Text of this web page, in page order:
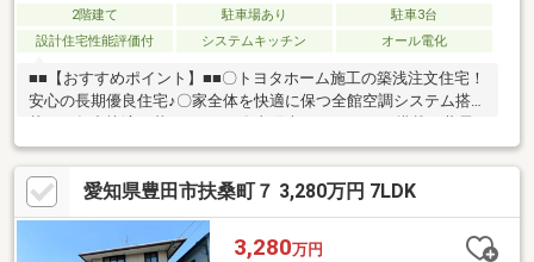
2階建て 駐車場あり
駐車3台
設計住宅性能評価付
システムキッチン オール電化
■■【おすすめポイント】■■〇トヨタホーム施工の築浅注文住宅！
安心の長期優良住宅♪〇家全体を快適に保つ全館空調システム搭
池付き！家計に優しいオール電化住宅◎〇並列4台駐車可◎来客時
や複数台所有も安心です♪〇ウッドデッキ付きの庭があり、お子様
の遊び場やBBQ等様々な用途でご利用いただけます☆〇豊かな自
然に囲まれた閑静な住宅街◎■■【周辺環境】■■○青木小学校 徒
歩約29分○猿投台中学校 徒歩約25分■■【ご内覧・ご来店 ご希
愛知県豊田市扶桑町７ 3,280万円 7LDK
3,280万円